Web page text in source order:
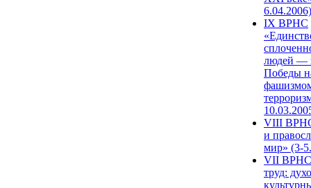
6.04.2006)
IX ВРНС
людей —
Победы
VIII
и
мир» (3-
VII ВРНС
труд: